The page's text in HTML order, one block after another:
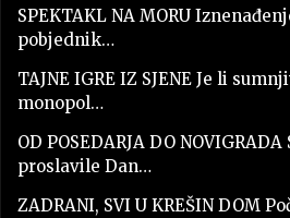
SPEKTAKL NA MORU
pobjednik…
TAJNE IGRE IZ SJENE Je li
monopol…
OD POSEDARJA DO
proslavile Dan…
ZADRANI, SVI U KREŠIN DOM